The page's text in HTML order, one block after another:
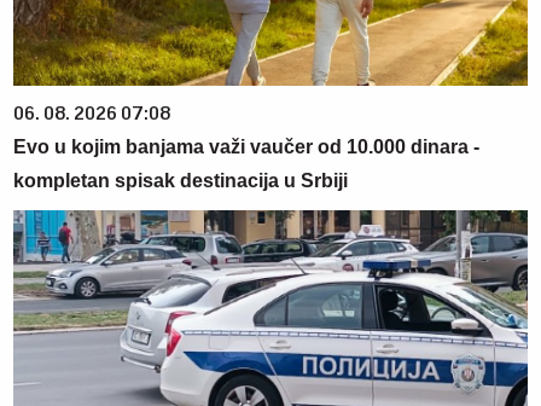
06. 08. 2026 07:08
Evo u kojim banjama važi vaučer od 10.000 dinara -
kompletan spisak destinacija u Srbiji